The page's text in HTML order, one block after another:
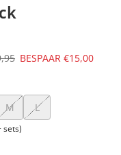
BESPAAR€15,00
M L
sets)